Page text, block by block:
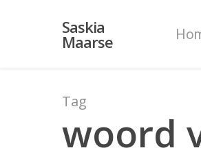
Saskia
Maarse
Tag
woord